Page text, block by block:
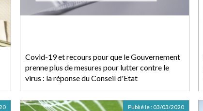
Covid-19 et recours pour que le Gouvernement
prenne plus de mesures pour lutter contre le
virus : la réponse du Conseil d'Etat
Publié le : 03/03/2020